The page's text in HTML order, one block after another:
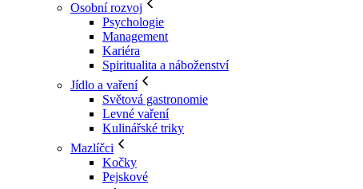
Osobní rozvoj
Psychologie
Management
Kariéra
Spiritualita a náboženství
Jídlo a vaření
Světová gastronomie
Levné vaření
Kulinářské triky
Mazlíčci
Kočky
Pejskové